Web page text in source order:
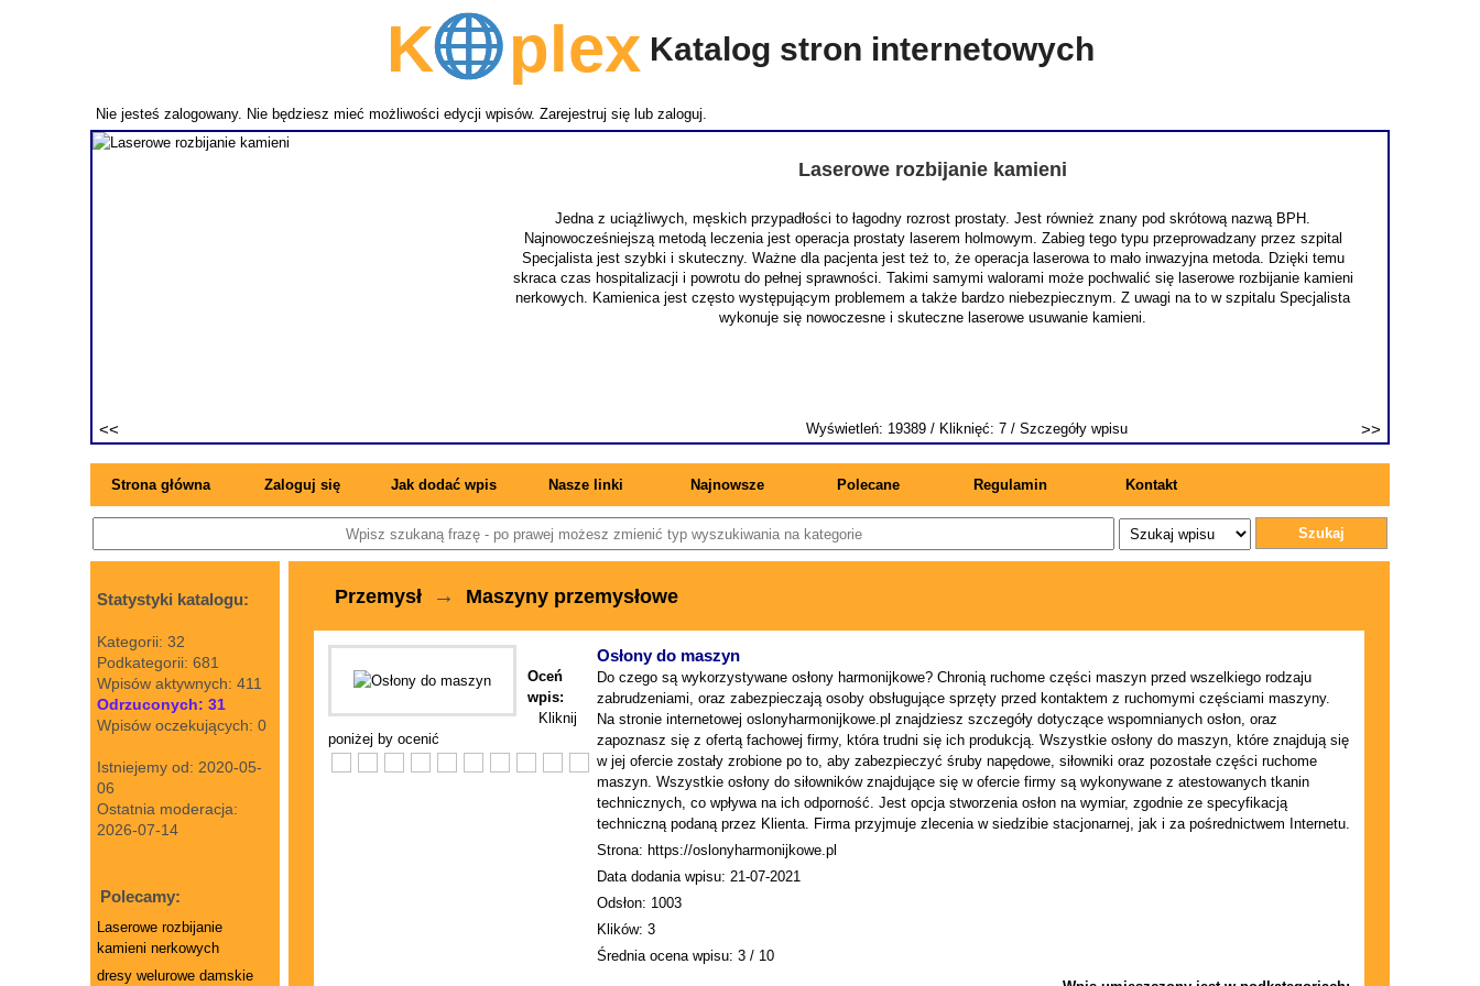
Kplex Katalog stron internetowych
Nie jesteś zalogowany. Nie będziesz mieć możliwości edycji wpisów. Zarejestruj się lub zaloguj.
Laserowe rozbijanie kamieni
Jedna z uciążliwych, męskich przypadłości to łagodny rozrost prostaty. Jest również znany pod skrótową nazwą BPH.
Najnowocześniejszą metodą leczenia jest operacja prostaty laserem holmowym. Zabieg tego typu przeprowadzany przez szpital
Specjalista jest szybki i skuteczny. Ważne dla pacjenta jest też to, że operacja laserowa to mało inwazyjna metoda. Dzięki temu
skraca czas hospitalizacji i powrotu do pełnej sprawności. Takimi samymi walorami może pochwalić się laserowe rozbijanie kamieni
nerkowych. Kamienica jest często występującym problemem a także bardzo niebezpiecznym. Z uwagi na to w szpitalu Specjalista
wykonuje się nowoczesne i skuteczne laserowe usuwanie kamieni.
Wyświetleń: 19389 / Kliknięć: 7 / Szczegóły wpisu
Strona główna Zaloguj się Jak dodać wpis Nasze linki Najnowsze Polecane Regulamin Kontakt
Szukaj
Statystyki katalogu:
Kategorii: 32
Podkategorii: 681
Wpisów aktywnych: 411
Odrzuconych: 31
Wpisów oczekujących: 0
Istniejemy od: 2020-05-
06
Ostatnia moderacja:
2026-07-14
Polecamy:
Laserowe rozbijanie
kamieni nerkowych
dresy welurowe damskie
Przemysł → Maszyny przemysłowe
Oceń
wpis:
Kliknij
poniżej by ocenić
Osłony do maszyn
Do czego są wykorzystywane osłony harmonijkowe? Chronią ruchome części maszyn przed wszelkiego rodzaju
zabrudzeniami, oraz zabezpieczają osoby obsługujące sprzęty przed kontaktem z ruchomymi częściami maszyny.
Na stronie internetowej oslonyharmonijkowe.pl znajdziesz szczegóły dotyczące wspomnianych osłon, oraz
zapoznasz się z ofertą fachowej firmy, która trudni się ich produkcją. Wszystkie osłony do maszyn, które znajdują się
w jej ofercie zostały zrobione po to, aby zabezpieczyć śruby napędowe, siłowniki oraz pozostałe części ruchome
maszyn. Wszystkie osłony do siłowników znajdujące się w ofercie firmy są wykonywane z atestowanych tkanin
technicznych, co wpływa na ich odporność. Jest opcja stworzenia osłon na wymiar, zgodnie ze specyfikacją
techniczną podaną przez Klienta. Firma przyjmuje zlecenia w siedzibie stacjonarnej, jak i za pośrednictwem Internetu.
Strona: https://oslonyharmonijkowe.pl
Data dodania wpisu: 21-07-2021
Odsłon: 1003
Klików: 3
Średnia ocena wpisu: 3 / 10